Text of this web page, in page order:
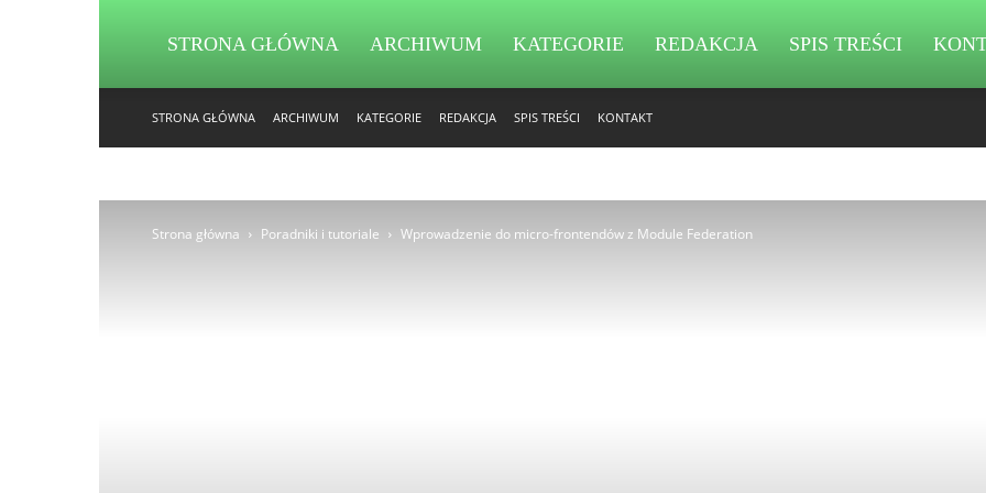
STRONA GŁÓWNA ARCHIWUM KATEGORIE REDAKCJA SPIS TREŚCI
STRONA GŁÓWNA ARCHIWUM KATEGORIE REDAKCJA SPIS TREŚCI KONTAKT
Strona główna Poradniki i tutoriale Wprowadzenie do micro-frontendów z Module Federation